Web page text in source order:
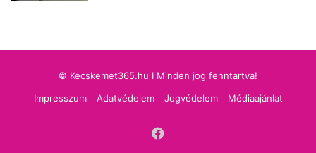
© Kecskemet365.hu I Minden jog fenntartva!
Impresszum
Adatvédelem Jogvédelem Médiaajánlat
Facebook